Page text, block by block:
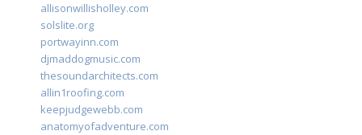
allisonwillisholley.com
solslite.org
portwayinn.com
djmaddogmusic.com
thesoundarchitects.com
allin1roofing.com
keepjudgewebb.com
anatomyofadventure.com